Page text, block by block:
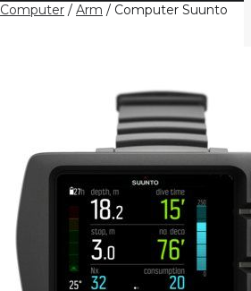
Computer / Arm / Computer Suunto